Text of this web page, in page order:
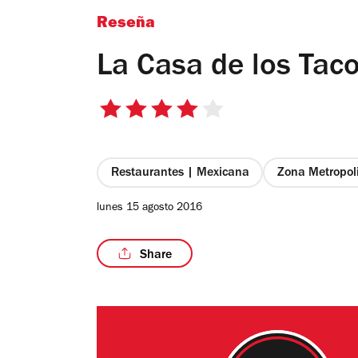
Reseña
La Casa de los
4
estrellas
Restaurantes | Mexicana Zona
lunes 15 agosto 2016
Share